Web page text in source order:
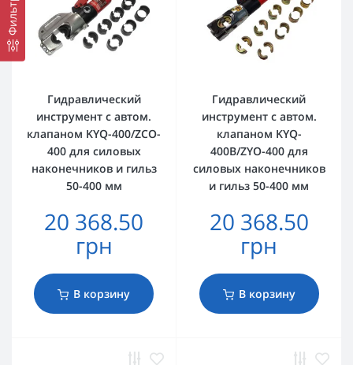
Фильтр
Гидравлический
инструмент с автом.
клапаном KYQ-400/ZCO-
400 для силовых
наконечников и гильз
50-400 мм
20 368.50
грн
В корзину
Гидравлический
инструмент с автом.
клапаном KYQ-
400B/ZYO-400 для
силовых наконечников
и гильз 50-400 мм
20 368.50
грн
В корзину